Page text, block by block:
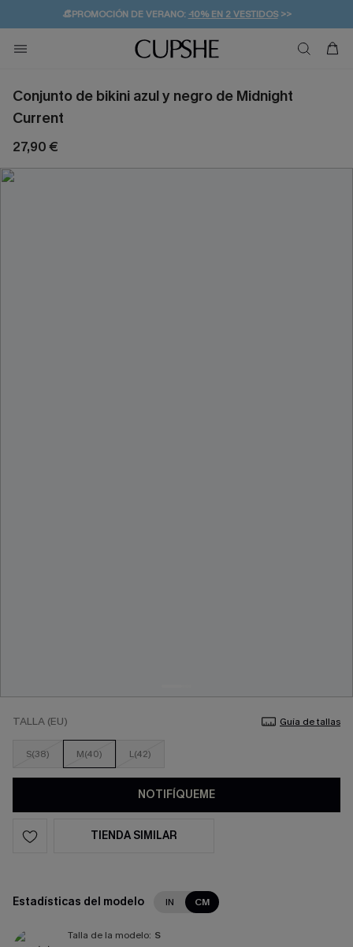
👒PROMOCIÓN DE VERANO:-10% EN 2 VESTIDOS>>
💌¡SUSCRIBIRSE & GANAR -10% EXTRA!
🚚ENVÍO GRATUITO A PARTIR DE 49 € >>
Conjunto de bikini azul y negro de Midnight
Current
27,90 €
TALLA (EU) Guía de tallas
S(38) M(40) L(42)
NOTIFÍQUEME
TIENDA SIMILAR
Estadísticas del modelo IN CM
Talla de la modelo: S